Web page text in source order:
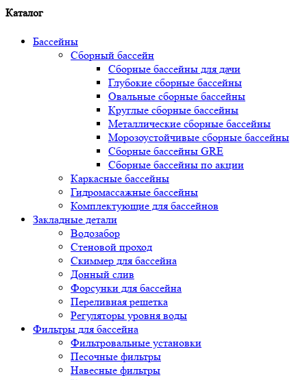
Каталог
Бассейны
Сборный бассейн
Сборные бассейны для дачи
Глубокие сборные бассейны
Овальные сборные бассейны
Круглые сборные бассейны
Металлические сборные бассейны
Морозоустойчивые сборные бассейны
Сборные бассейны GRE
Сборные бассейны по акции
Каркасные бассейны
Гидромассажные бассейны
Комплектующие для бассейнов
Закладные детали
Водозабор
Стеновой проход
Скиммер для бассейна
Донный слив
Форсунки для бассейна
Переливная решетка
Регуляторы уровня воды
Фильтры для бассейна
Фильтровальные установки
Песочные фильтры
Навесные фильтры